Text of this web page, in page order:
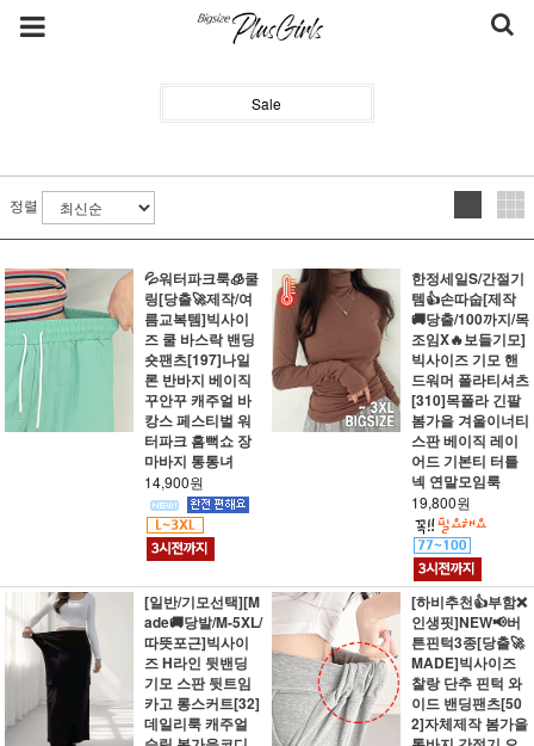
Sale
정렬
💦워터파크룩🧊쿨
링[당출🚀제작/여
름교복템]빅사이
즈 쿨 바스락 밴딩
숏팬츠[197]나일
론 반바지 베이직
꾸안꾸 캐주얼 바
캉스 페스티벌 워
터파크 흠뻑쇼 장
마바지 통통녀
14,900원
한정세일S/간절기
템👍손따숩[제작
🚚당출/100까지/목
조임X🔥보들기모]
빅사이즈 기모 핸
드워머 폴라티셔츠
[310]목폴라 긴팔
봄가을 겨울이너티
스판 베이직 레이
어드 기본티 터틀
넥 연말모임룩
19,800원
[일반/기모선택][M
ade🚚당발/M-5XL/
따뜻포근]빅사이
즈 H라인 뒷밴딩
기모 스판 뒷트임
카고 롱스커트[32]
데일리룩 캐주얼
[하비추천👍부함❌
인생핏]NEW📢버
튼핀턱3종[당출🚀
MADE]빅사이즈
찰랑 단추 핀턱 와
이드 밴딩팬츠[50
2]자체제작 봄가을